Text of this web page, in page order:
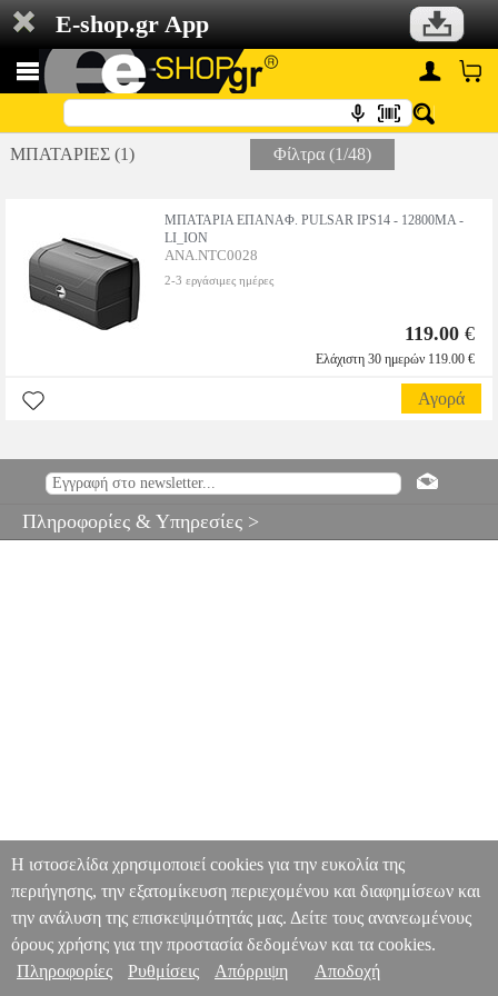
E-shop.gr App
ΜΠΑΤΑΡΙΕΣ (1) Φίλτρα (1/48)
ΜΠΑΤΑΡΙΑ ΕΠΑΝΑΦ. PULSAR IPS14 - 12800MA -
LI_ION
ANA.NTC0028
2-3 εργάσιμες ημέρες
119.00 €
Ελάχιστη 30 ημερών 119.00 €
Αγορά
Πληροφορίες & Υπηρεσίες >
Η ιστοσελίδα χρησιμοποιεί cookies για την ευκολία της
περιήγησης, την εξατομίκευση περιεχομένου και διαφημίσεων και
την ανάλυση της επισκεψιμότητάς μας. Δείτε τους ανανεωμένους
όρους χρήσης για την προστασία δεδομένων και τα cookies.
Πληροφορίες
Ρυθμίσεις Απόρριψη Αποδοχή